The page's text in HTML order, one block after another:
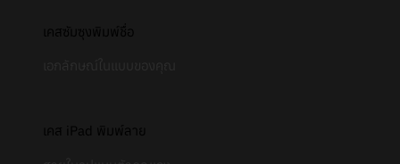
เคสซัมซุงพิมพ์ชื่อ
เคส iPad พิมพ์ลาย